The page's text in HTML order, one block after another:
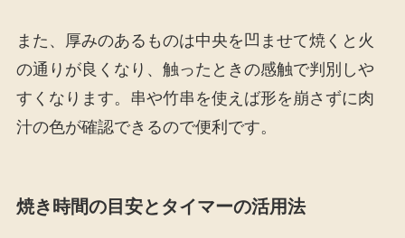
また、厚みのあるものは中央を凹ませて焼くと火
の通りが良くなり、触ったときの感触で判別しや
すくなります。串や竹串を使えば形を崩さずに肉
汁の色が確認できるので便利です。
焼き時間の目安とタイマーの活用法